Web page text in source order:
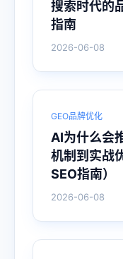
搜索时代的
指南
2026-06-08
GEO品牌优化
AI为什么会
机制到实战
SEO指南）
2026-06-08